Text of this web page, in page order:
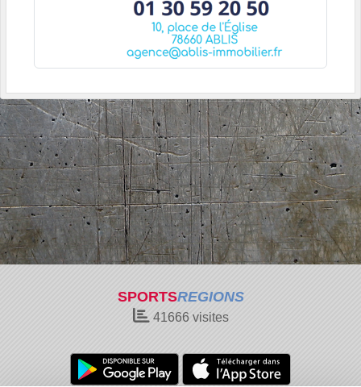
SPORTSREGIONS
41666visites